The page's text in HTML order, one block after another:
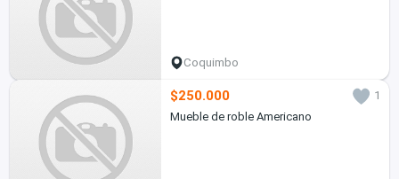
Coquimbo
$250.000
1
Mueble de roble Americano